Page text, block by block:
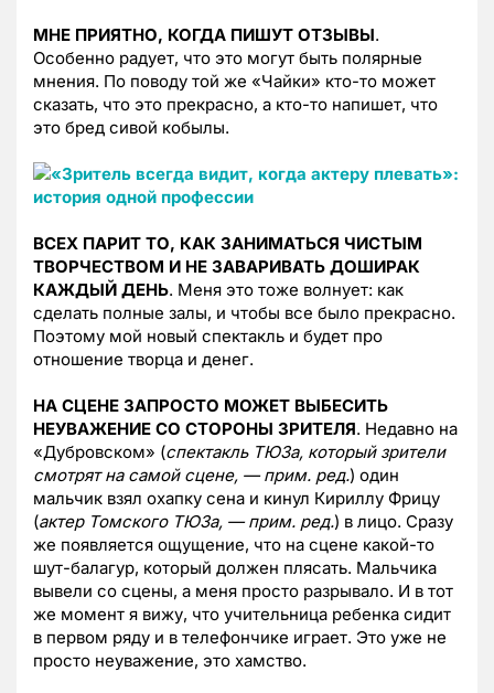
МНЕ ПРИЯТНО, КОГДА ПИШУТ ОТЗЫВЫ.
Особенно радует, что это могут быть полярные
мнения. По поводу той же «Чайки» кто-то может
сказать, что это прекрасно, а кто-то напишет, что
это бред сивой кобылы.
ВСЕХ ПАРИТ ТО, КАК ЗАНИМАТЬСЯ ЧИСТЫМ
ТВОРЧЕСТВОМ И НЕ ЗАВАРИВАТЬ ДОШИРАК
КАЖДЫЙ ДЕНЬ. Меня это тоже волнует: как
сделать полные залы, и чтобы все было прекрасно.
Поэтому мой новый спектакль и будет про
отношение творца и денег.
НА СЦЕНЕ ЗАПРОСТО МОЖЕТ ВЫБЕСИТЬ
НЕУВАЖЕНИЕ СО СТОРОНЫ ЗРИТЕЛЯ. Недавно на
«Дубровском» (спектакль ТЮЗа, который зрители
смотрят на самой сцене, — прим. ред.) один
мальчик взял охапку сена и кинул Кириллу Фрицу
(актер Томского ТЮЗа, — прим. ред.) в лицо. Сразу
же появляется ощущение, что на сцене какой-то
шут-балагур, который должен плясать. Мальчика
вывели со сцены, а меня просто разрывало. И в тот
же момент я вижу, что учительница ребенка сидит
в первом ряду и в телефончике играет. Это уже не
просто неуважение, это хамство.